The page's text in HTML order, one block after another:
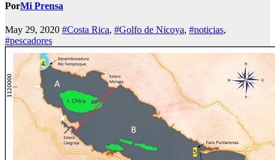
PorMi Prensa
May 29, 2020 #Costa Rica, #Golfo de Nicoya, #noticias,
#pescadores